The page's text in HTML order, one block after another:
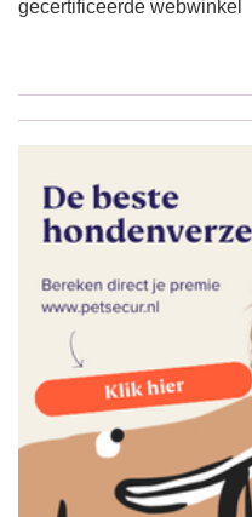
gecertificeerde webwinkel